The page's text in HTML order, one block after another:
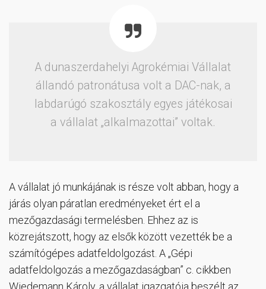
A dunaszerdahelyi Agrokémiai Vállalat
állandó patronátusa volt a DAC-nak, a
labdarúgó szakosztály egyes játékosai
a vállalat „alkalmazottai” voltak.
A vállalat jó munkájának is része volt abban, hogy a
járás olyan páratlan eredményeket ért el a
mezőgazdasági termelésben. Ehhez az is
közrejátszott, hogy az elsők között vezették be a
számítógépes adatfeldolgozást. A „Gépi
adatfeldolgozás a mezőgazdaságban” c. cikkben
Wiedemann Károly, a vállalat igazgatója beszélt az